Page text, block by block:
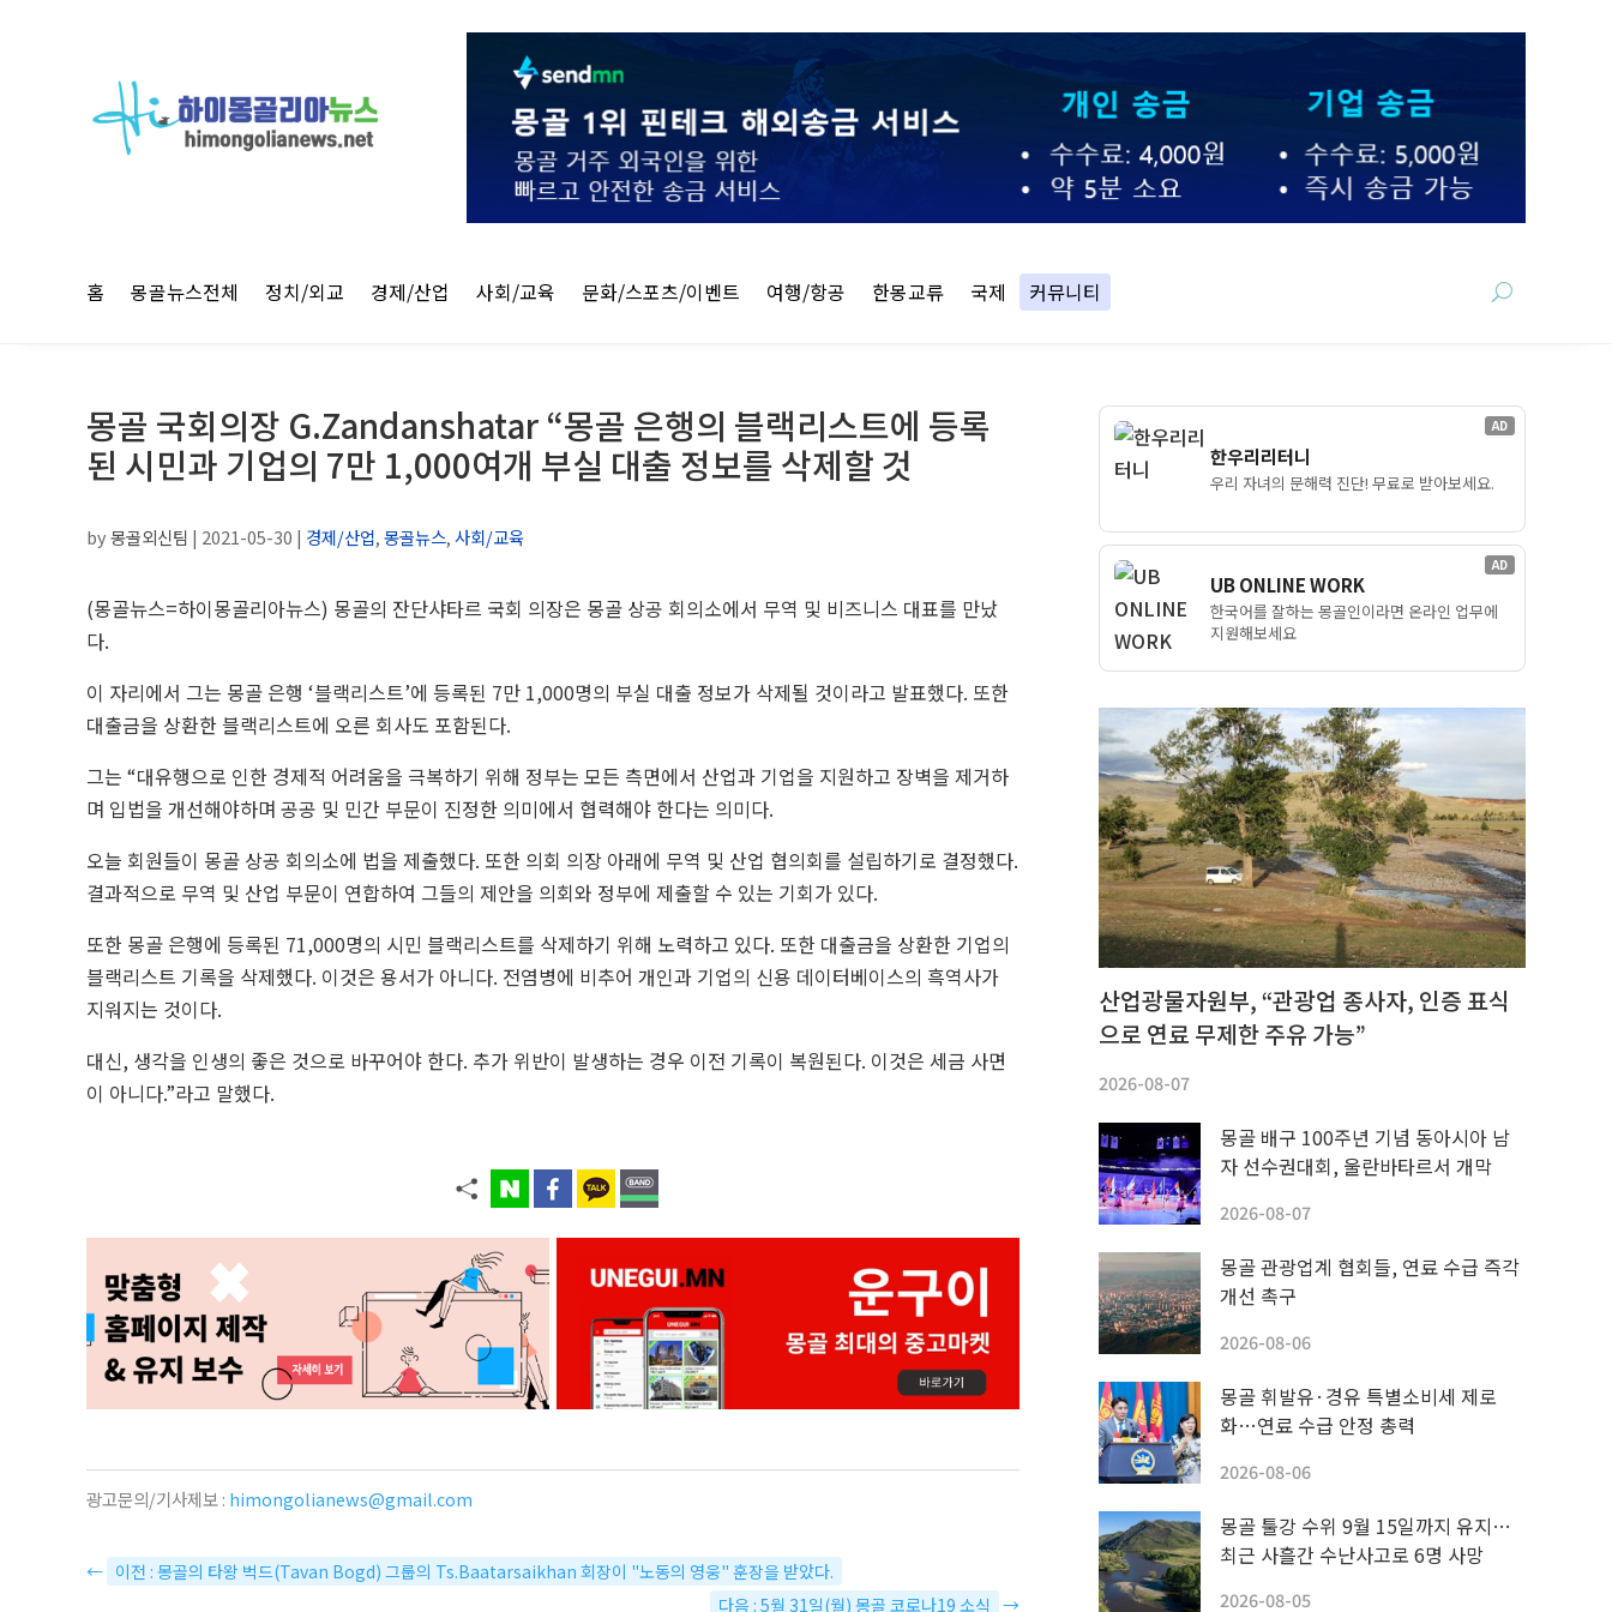
홈 몽골뉴스전체 정치/외교 경제/산업 사회/교육 문화/스포츠/이벤트 여행/항공 한몽교류 국제 커뮤니티
몽골 국회의장 G.Zandanshatar “몽골 은행의 블랙리스트에 등록
된 시민과 기업의 7만 1,000여개 부실 대출 정보를 삭제할 것
by몽골외신팀 | 2021-05-30 | 경제/산업,몽골뉴스,사회/교육
(몽골뉴스=하이몽골리아뉴스) 몽골의 잔단샤타르 국회 의장은 몽골 상공 회의소에서 무역 및 비즈니스 대표를 만났
다.
이 자리에서 그는 몽골 은행 ‘블랙리스트’에 등록된 7만 1,000명의 부실 대출 정보가 삭제될 것이라고 발표했다. 또한
대출금을 상환한 블랙리스트에 오른 회사도 포함된다.
그는 “대유행으로 인한 경제적 어려움을 극복하기 위해 정부는 모든 측면에서 산업과 기업을 지원하고 장벽을 제거하
며 입법을 개선해야하며 공공 및 민간 부문이 진정한 의미에서 협력해야 한다는 의미다.
오늘 회원들이 몽골 상공 회의소에 법을 제출했다. 또한 의회 의장 아래에 무역 및 산업 협의회를 설립하기로 결정했다.
결과적으로 무역 및 산업 부문이 연합하여 그들의 제안을 의회와 정부에 제출할 수 있는 기회가 있다.
또한 몽골 은행에 등록된 71,000명의 시민 블랙리스트를 삭제하기 위해 노력하고 있다. 또한 대출금을 상환한 기업의
블랙리스트 기록을 삭제했다. 이것은 용서가 아니다. 전염병에 비추어 개인과 기업의 신용 데이터베이스의 흑역사가
지워지는 것이다.
대신, 생각을 인생의 좋은 것으로 바꾸어야 한다. 추가 위반이 발생하는 경우 이전 기록이 복원된다. 이것은 세금 사면
이 아니다.”라고 말했다.
광고문의/기사제보 : himongolianews@gmail.com
← 이전 : 몽골의 타왕 벅드(Tavan Bogd) 그룹의 Ts.Baatarsaikhan 회장이 "노동의 영웅" 훈장을 받았다.
다음 : 5월 31일(월) 몽골 코로나19 소식 →
AD
한우리리터니
우리 자녀의 문해력 진단! 무료로 받아보세요.
AD
UB ONLINE WORK
한국어를 잘하는 몽골인이라면 온라인 업무에
지원해보세요
산업광물자원부, “관광업 종사자, 인증 표식
으로 연료 무제한 주유 가능”
2026-08-07
몽골 배구 100주년 기념 동아시아 남
자 선수권대회, 울란바타르서 개막
2026-08-07
몽골 관광업계 협회들, 연료 수급 즉각
개선 촉구
2026-08-06
몽골 휘발유·경유 특별소비세 제로
화…연료 수급 안정 총력
2026-08-06
몽골 툴강 수위 9월 15일까지 유지…
최근 사흘간 수난사고로 6명 사망
2026-08-05